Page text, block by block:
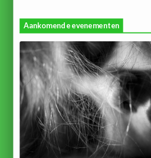
Aankomende evenementen